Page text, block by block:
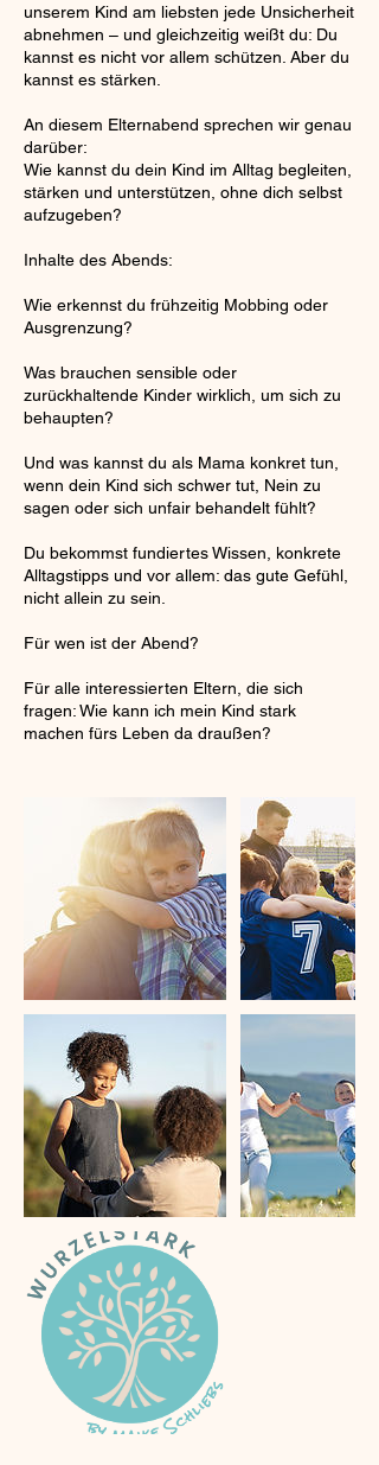
unserem Kind am liebsten jede Unsicherheit
abnehmen – und gleichzeitig weißt du: Du
kannst es nicht vor allem schützen. Aber du
kannst es stärken.
An diesem Elternabend sprechen wir genau
darüber:
Wie kannst du dein Kind im Alltag begleiten,
stärken und unterstützen, ohne dich selbst
aufzugeben?
Inhalte des Abends:
Wie erkennst du frühzeitig Mobbing oder
Ausgrenzung?
Was brauchen sensible oder
zurückhaltende Kinder wirklich, um sich zu
behaupten?
Und was kannst du als Mama konkret tun,
wenn dein Kind sich schwer tut, Nein zu
sagen oder sich unfair behandelt fühlt?
Du bekommst fundiertes Wissen, konkrete
Alltagstipps und vor allem: das gute Gefühl,
nicht allein zu sein.
Für wen ist der Abend?
Für alle interessierten Eltern, die sich
fragen: Wie kann ich mein Kind stark